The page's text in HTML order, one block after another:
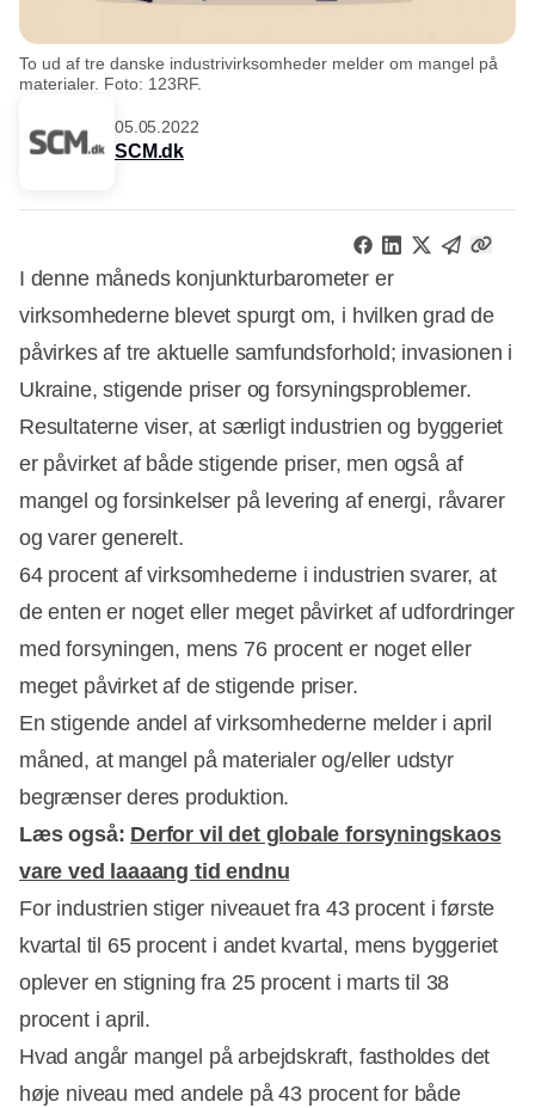
To ud af tre danske industrivirksomheder melder om mangel på
materialer. Foto: 123RF.
05.05.2022
SCM.dk
I denne måneds konjunkturbarometer er
virksomhederne blevet spurgt om, i hvilken grad de
påvirkes af tre aktuelle samfundsforhold; invasionen i
Ukraine, stigende priser og forsyningsproblemer.
Resultaterne viser, at særligt industrien og byggeriet
er påvirket af både stigende priser, men også af
mangel og forsinkelser på levering af energi, råvarer
og varer generelt.
64 procent af virksomhederne i industrien svarer, at
de enten er noget eller meget påvirket af udfordringer
med forsyningen, mens 76 procent er noget eller
meget påvirket af de stigende priser.
En stigende andel af virksomhederne melder i april
måned, at mangel på materialer og/eller udstyr
begrænser deres produktion.
Læs også: Derfor vil det globale forsyningskaos
vare ved laaaang tid endnu
For industrien stiger niveauet fra 43 procent i første
kvartal til 65 procent i andet kvartal, mens byggeriet
oplever en stigning fra 25 procent i marts til 38
procent i april.
Hvad angår mangel på arbejdskraft, fastholdes det
høje niveau med andele på 43 procent for både